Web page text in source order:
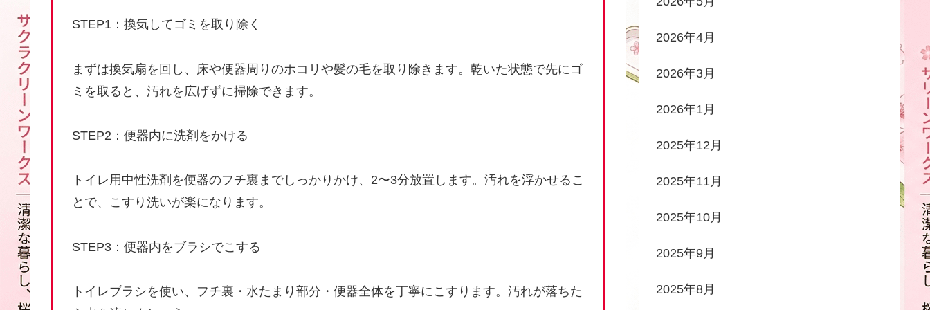
STEP1：換気してゴミを取り除く
まずは換気扇を回し、床や便器周りのホコリや髪の毛を取り除きます。乾いた状態で先にゴ
ミを取ると、汚れを広げずに掃除できます。
STEP2：便器内に洗剤をかける
トイレ用中性洗剤を便器のフチ裏までしっかりかけ、2〜3分放置します。汚れを浮かせるこ
とで、こすり洗いが楽になります。
STEP3：便器内をブラシでこする
トイレブラシを使い、フチ裏・水たまり部分・便器全体を丁寧にこすります。汚れが落ちた
2026年4月
2026年3月
2026年1月
2025年12月
2025年11月
2025年10月
2025年9月
2025年8月